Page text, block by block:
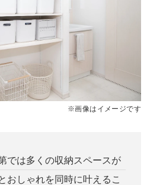
※画像はイメージです
では多くの収納スペースが
おしゃれを同時に叶えるこ